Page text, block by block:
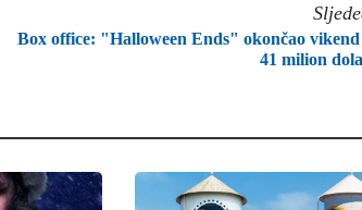
Box office: "Halloween Ends" okončao vikend
41 milion